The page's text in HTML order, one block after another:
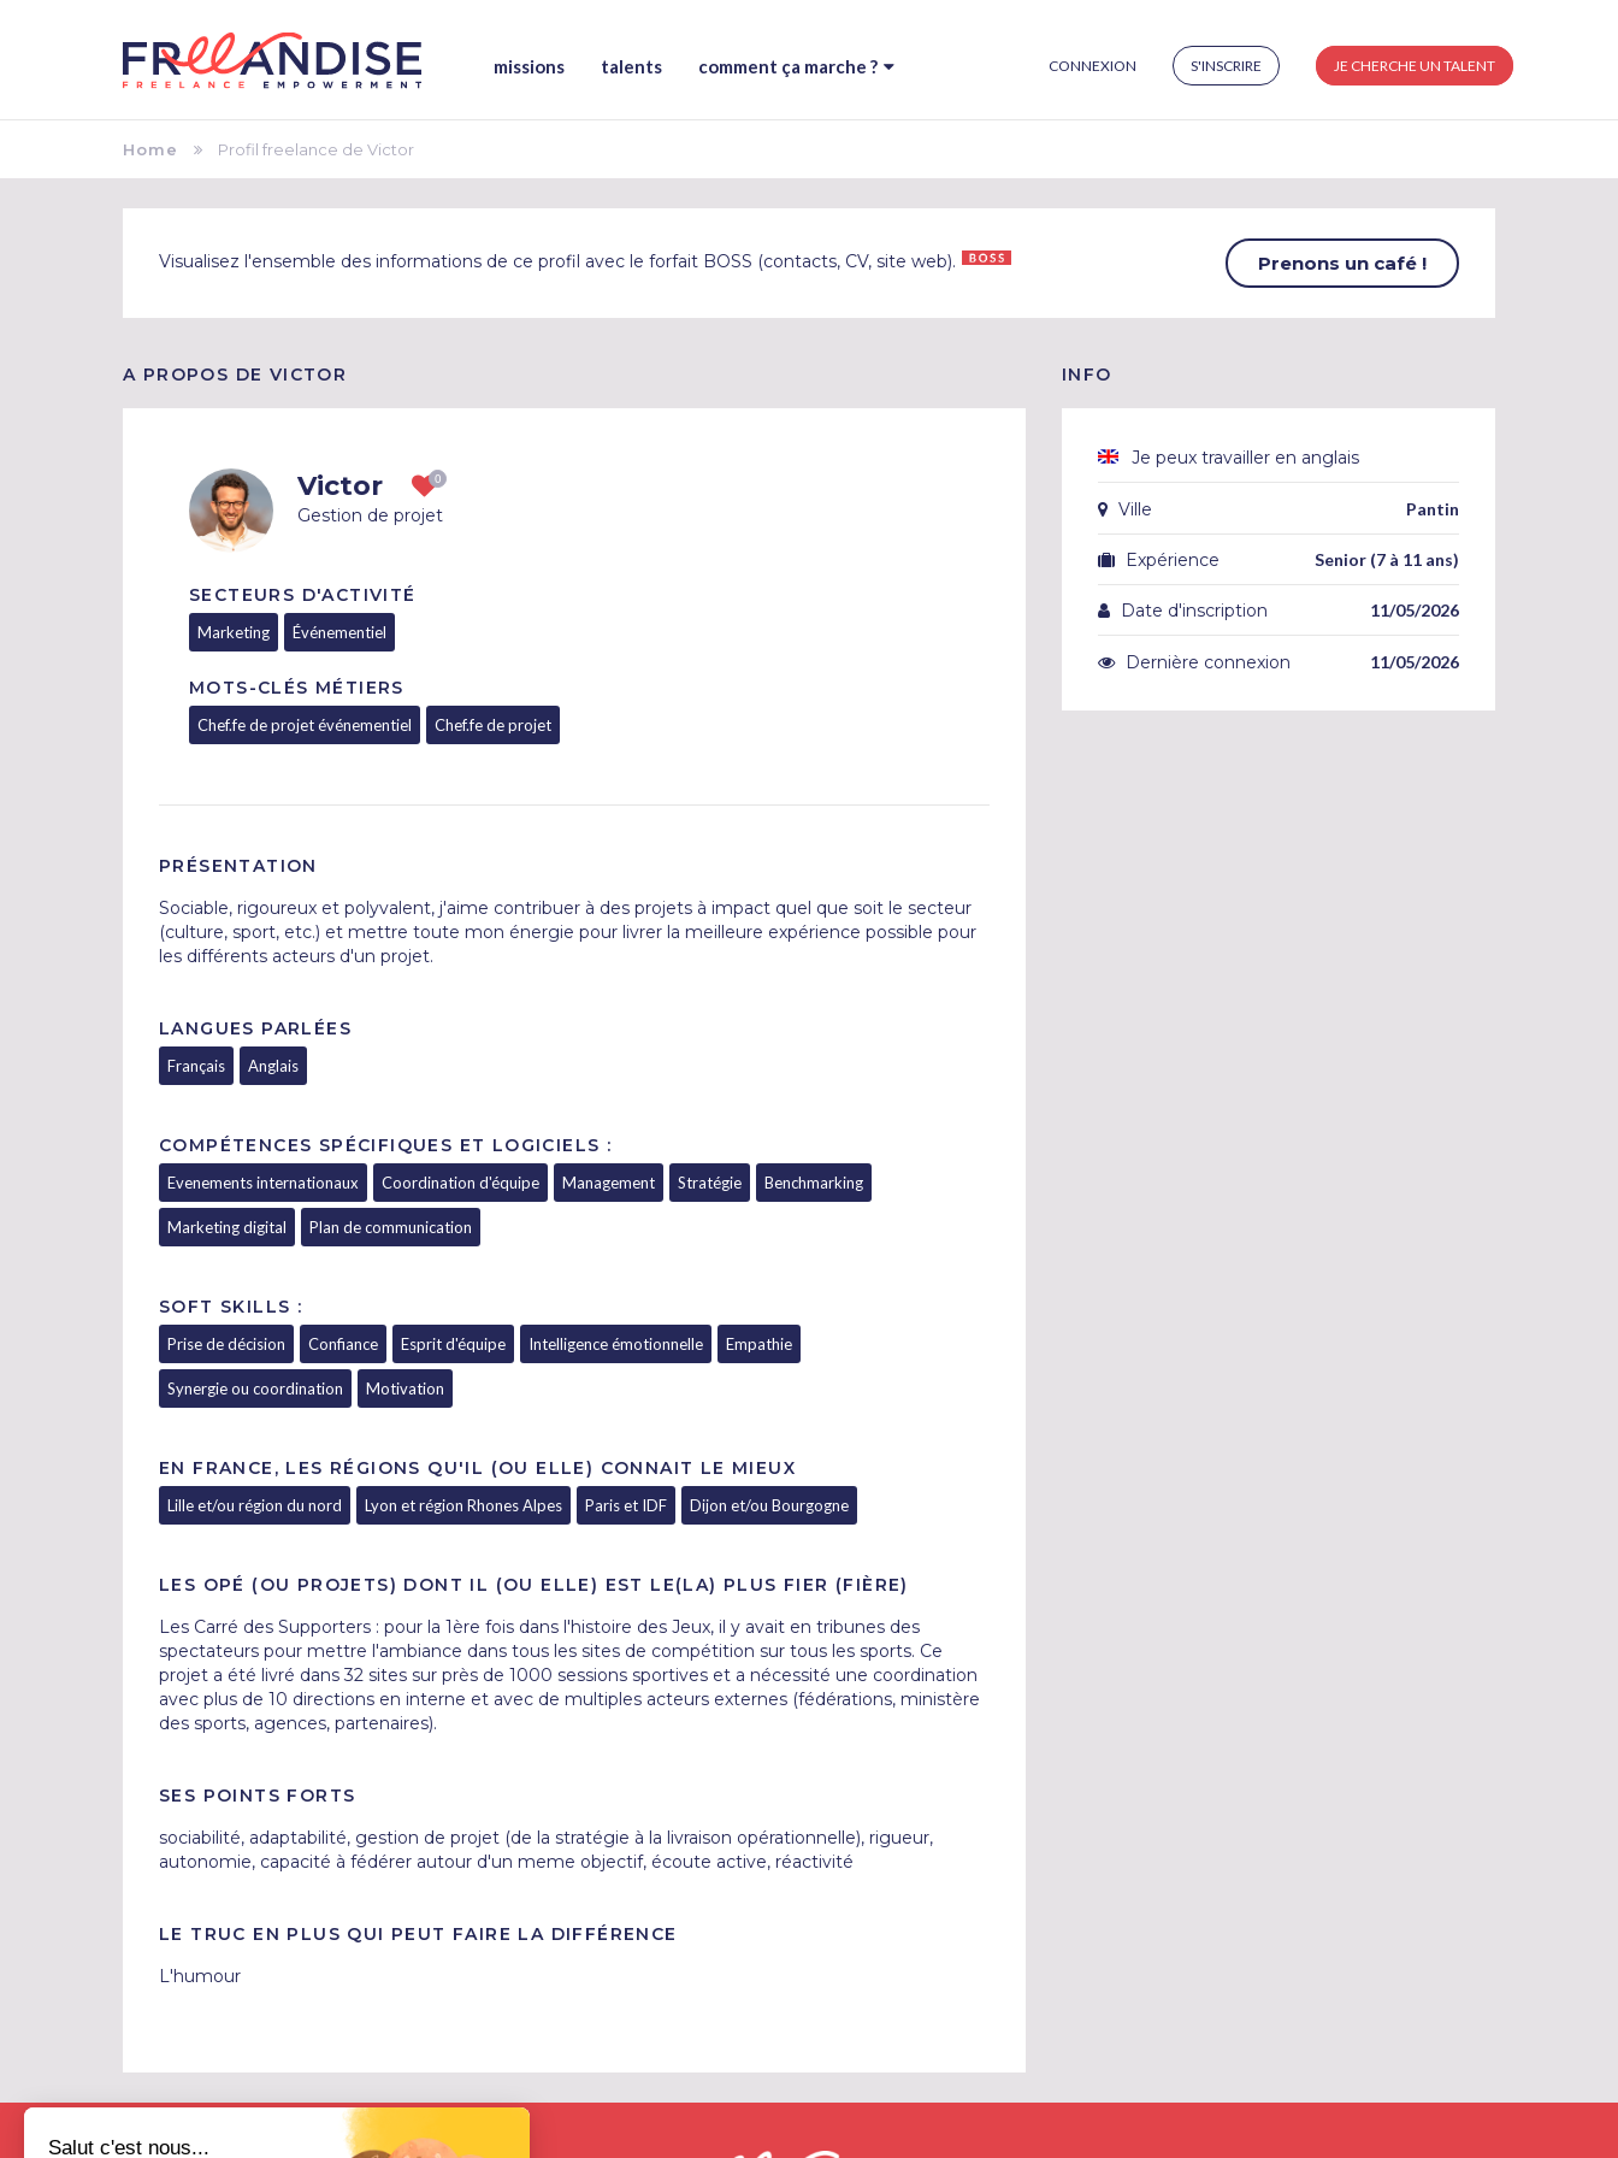
Salut c'est nous...
missions talents comment ça marche ? CONNEXION S'INSCRIRE JE CHERCHE UN TALENT
Home Profil freelance de Victor
Visualisez l'ensemble des informations de ce profil avec le forfait BOSS (contacts, CV, site web). Prenons un café !
A PROPOS DE VICTOR
Victor
Gestion de projet
SECTEURS D'ACTIVITÉ
Marketing Événementiel
MOTS-CLÉS MÉTIERS
Chef.fe de projet événementiel Chef.fe de projet
PRÉSENTATION
Sociable, rigoureux et polyvalent, j'aime contribuer à des projets à impact quel que soit le secteur
(culture, sport, etc.) et mettre toute mon énergie pour livrer la meilleure expérience possible pour
les différents acteurs d'un projet.
LANGUES PARLÉES
Français Anglais
COMPÉTENCES SPÉCIFIQUES ET LOGICIELS :
Evenements internationaux Coordination d'équipe Management Stratégie Benchmarking
Marketing digital Plan de communication
SOFT SKILLS :
Prise de décision Confiance Esprit d'équipe Intelligence émotionnelle Empathie
Synergie ou coordination Motivation
EN FRANCE, LES RÉGIONS QU'IL (OU ELLE) CONNAIT LE MIEUX
Lille et/ou région du nord Lyon et région Rhones Alpes Paris et IDF Dijon et/ou Bourgogne
LES OPÉ (OU PROJETS) DONT IL (OU ELLE) EST LE(LA) PLUS FIER (FIÈRE)
Les Carré des Supporters : pour la 1ère fois dans l'histoire des Jeux, il y avait en tribunes des
spectateurs pour mettre l'ambiance dans tous les sites de compétition sur tous les sports. Ce
projet a été livré dans 32 sites sur près de 1000 sessions sportives et a nécessité une coordination
avec plus de 10 directions en interne et avec de multiples acteurs externes (fédérations, ministère
des sports, agences, partenaires).
SES POINTS FORTS
sociabilité, adaptabilité, gestion de projet (de la stratégie à la livraison opérationnelle), rigueur,
autonomie, capacité à fédérer autour d'un meme objectif, écoute active, réactivité
LE TRUC EN PLUS QUI PEUT FAIRE LA DIFFÉRENCE
L'humour
INFO
Je peux travailler en anglais
Ville Pantin
Expérience Senior (7 à 11 ans)
Date d'inscription 11/05/2026
Dernière connexion 11/05/2026